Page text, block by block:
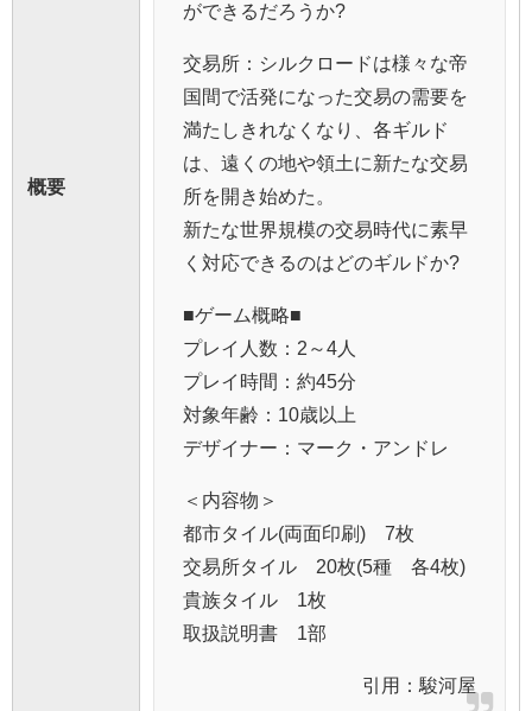
概要
ができるだろうか?
交易所：シルクロードは様々な帝
国間で活発になった交易の需要を
満たしきれなくなり、各ギルド
は、遠くの地や領土に新たな交易
所を開き始めた。
新たな世界規模の交易時代に素早
く対応できるのはどのギルドか?
■ゲーム概略■
プレイ人数：2～4人
プレイ時間：約45分
対象年齢：10歳以上
デザイナー：マーク・アンドレ
＜内容物＞
都市タイル(両面印刷) 7枚
交易所タイル 20枚(5種 各4枚)
貴族タイル 1枚
取扱説明書 1部
引用： 駿河屋